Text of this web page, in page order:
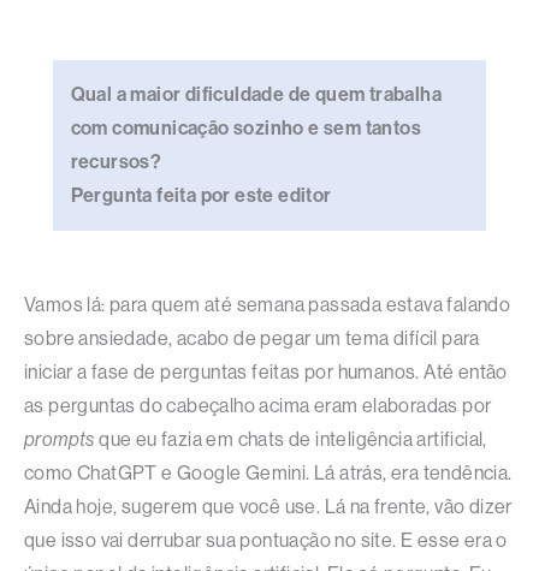
Qual a maior dificuldade de quem trabalha
com comunicação sozinho e sem tantos
recursos?
Pergunta feita por este editor
Vamos lá: para quem até semana passada estava falando
sobre ansiedade, acabo de pegar um tema difícil para
iniciar a fase de perguntas feitas por humanos. Até então
as perguntas do cabeçalho acima eram elaboradas por
prompts que eu fazia em chats de inteligência artificial,
como ChatGPT e Google Gemini. Lá atrás, era tendência.
Ainda hoje, sugerem que você use. Lá na frente, vão dizer
que isso vai derrubar sua pontuação no site. E esse era o